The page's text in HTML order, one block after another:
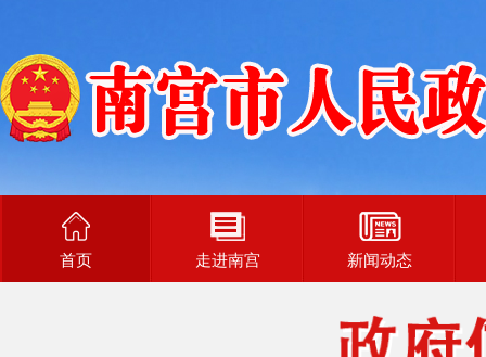
首页 走进南宫 新闻动态